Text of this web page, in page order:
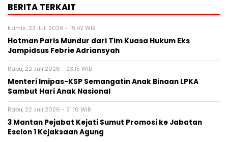
BERITA TERKAIT
Kamis, 23 Juli 2026 - 19:42 WIB
Hotman Paris Mundur dari Tim Kuasa Hukum Eks
Jampidsus Febrie Adriansyah
Rabu, 22 Juli 2026 - 23:15 WIB
Menteri Imipas-KSP Semangatin Anak Binaan LPKA
Sambut Hari Anak Nasional
Rabu, 22 Juli 2026 - 21:16 WIB
3 Mantan Pejabat Kejati Sumut Promosi ke Jabatan
Eselon 1 Kejaksaan Agung